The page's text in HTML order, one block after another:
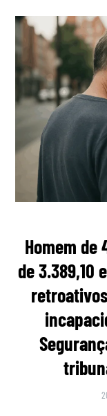
Homem de
de 3.389,10